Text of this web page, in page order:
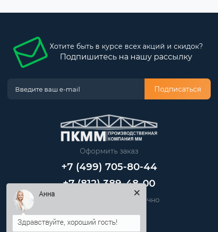
Хотите быть в курсе всех акций и скидок?
Подпишитесь на нашу рассылку
Подписаться
Оформить заказ
+7 (499) 705-80-44
+7 (812) 389-48-00
Звоните нам круглосуточно
info@pkmm.ru
Анна